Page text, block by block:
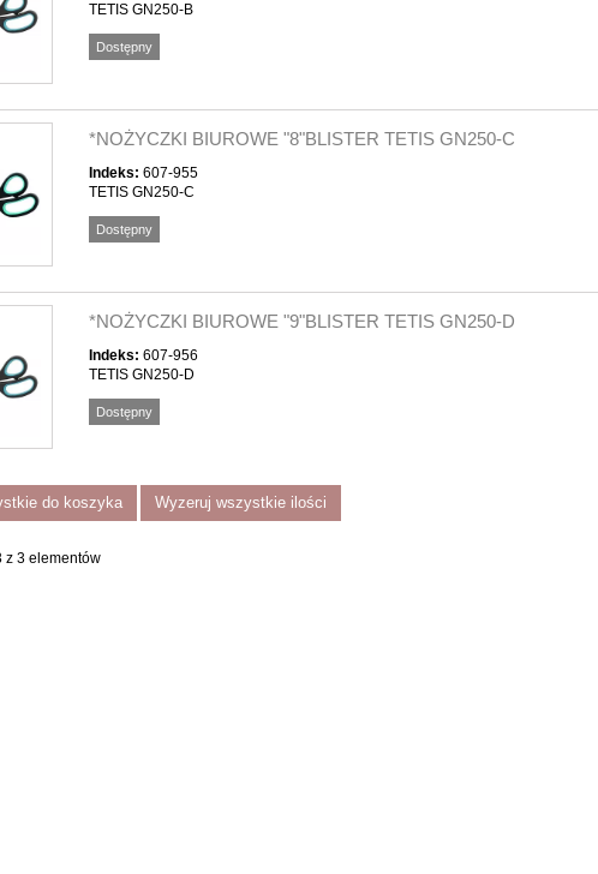
TETIS GN250-B
Dostępny
*NOŻYCZKI BIUROWE "8"BLISTER TETIS GN250-C
Indeks: 607-955
TETIS GN250-C
Dostępny
*NOŻYCZKI BIUROWE "9"BLISTER TETIS GN250-D
Indeks: 607-956
TETIS GN250-D
Dostępny
do koszyka Wyzeruj wszystkie ilości
z 3 elementów